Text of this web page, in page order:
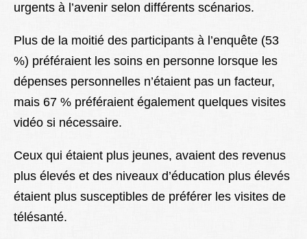
urgents à l’avenir selon différents scénarios.
Plus de la moitié des participants à l’enquête (53
%) préféraient les soins en personne lorsque les
dépenses personnelles n’étaient pas un facteur,
mais 67 % préféraient également quelques visites
vidéo si nécessaire.
Ceux qui étaient plus jeunes, avaient des revenus
plus élevés et des niveaux d’éducation plus élevés
étaient plus susceptibles de préférer les visites de
télésanté.